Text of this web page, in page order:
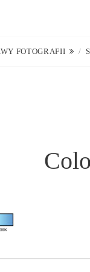
FOTOGRAFII /